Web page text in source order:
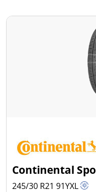
Continental
245/30 R2191YXL